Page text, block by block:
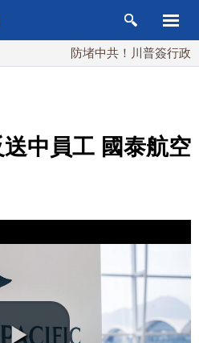
防堵中共！川普簽行政令 對
中員工 國泰航空